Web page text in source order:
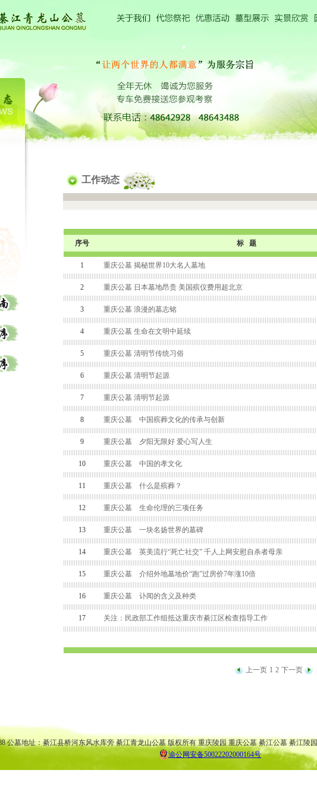
工作动态
序号 标 题
1 重庆公墓 揭秘世界10大名人墓地
2 重庆公墓 日本墓地昂贵 美国殡仪费用超北京
3 重庆公墓 浪漫的墓志铭
4 重庆公墓 生命在文明中延续
5 重庆公墓 清明节传统习俗
6 重庆公墓 清明节起源
7 重庆公墓 清明节起源
8 重庆公墓 中国殡葬文化的传承与创新
9 重庆公墓 夕阳无限好 爱心写人生
10 重庆公墓 中国的孝文化
11 重庆公墓 什么是殡葬？
12 重庆公墓 生命伦理的三项任务
13 重庆公墓 一块名扬世界的墓碑
14 重庆公墓 英美流行“死亡社交” 千人上网安慰自杀者母亲
15 重庆公墓 介绍外地墓地价“跑”过房价7年涨10倍
16 重庆公墓 讣闻的含义及种类
17 关注：民政部工作组抵达重庆市綦江区检查指导工作
上一页 1 2 下一页
公墓地址：綦江县桥河东风水库旁 綦江青龙山公墓 版权所有 重庆陵园 重庆公墓 綦江公墓 綦江陵园
渝公网安备50022202000164号